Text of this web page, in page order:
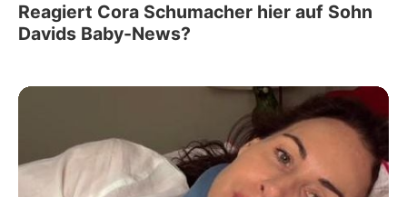
Reagiert Cora Schumacher hier auf Sohn
Davids Baby-News?